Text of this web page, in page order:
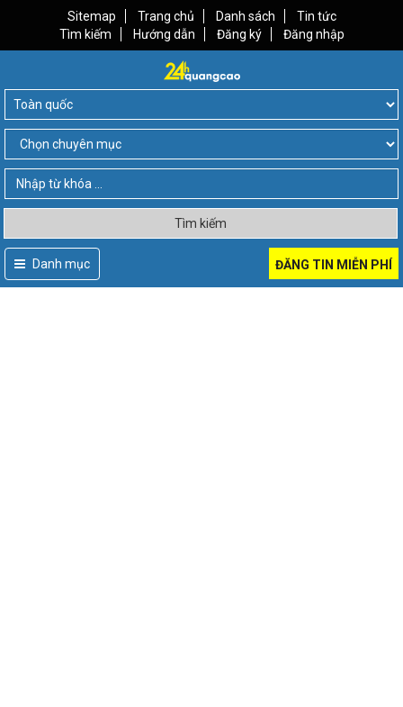
Sitemap Trang chủ Danh sách
Tin tức
Tìm kiếm
Hướng dẫn Đăng ký Đăng nhập
Tìm kiếm
Danh mục ĐĂNG TIN MIỄN PHÍ